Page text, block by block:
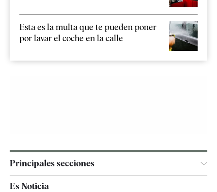
Esta es la multa que te pueden poner
por lavar el coche en la calle
Principales secciones
España
Es Noticia